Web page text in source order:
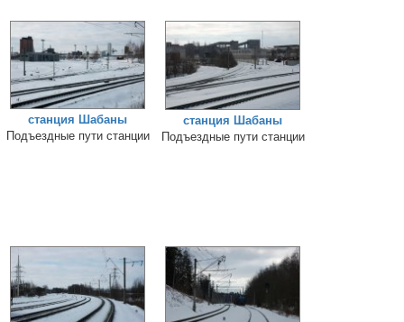
станция Шабаны
Подъездные пути станции
станция Шабаны
Подъездные пути станции